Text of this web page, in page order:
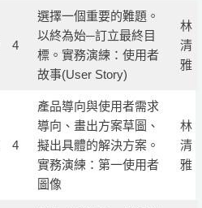
4
選擇一個重要的難題。
以終為始─訂立最終目
標。實務演練：使用者
故事(User Story)
林
清
雅
4
產品導向與使用者需求
導向、畫出方案草圖、
擬出具體的解決方案。
實務演練：第一使用者
圖像
林
清
雅